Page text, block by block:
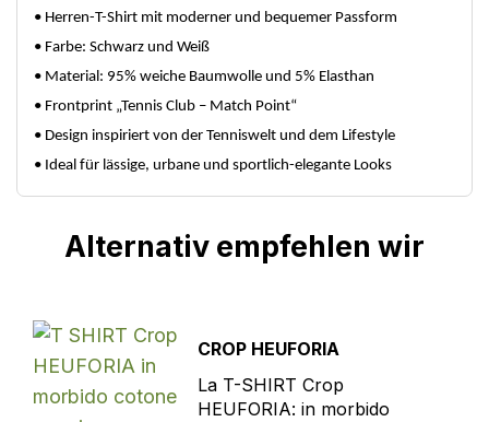
• Herren-T-Shirt mit moderner und bequemer Passform
• Farbe: Schwarz und Weiß
• Material: 95% weiche Baumwolle und 5% Elasthan
• Frontprint „Tennis Club – Match Point“
• Design inspiriert von der Tenniswelt und dem Lifestyle
• Ideal für lässige, urbane und sportlich-elegante Looks
Alternativ empfehlen wir
CROP HEUFORIA
La T-SHIRT Crop
HEUFORIA: in morbido